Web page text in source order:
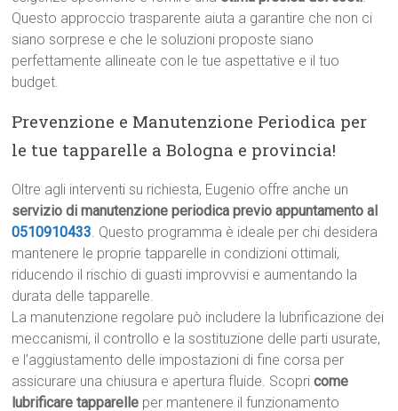
Questo approccio trasparente aiuta a garantire che non ci
siano sorprese e che le soluzioni proposte siano
perfettamente allineate con le tue aspettative e il tuo
budget.
Prevenzione e Manutenzione Periodica per
le tue tapparelle a Bologna e provincia!
Oltre agli interventi su richiesta, Eugenio offre anche un
servizio di manutenzione periodica previo appuntamento al
0510910433. Questo programma è ideale per chi desidera
mantenere le proprie tapparelle in condizioni ottimali,
riducendo il rischio di guasti improvvisi e aumentando la
durata delle tapparelle.
La manutenzione regolare può includere la lubrificazione dei
meccanismi, il controllo e la sostituzione delle parti usurate,
e l’aggiustamento delle impostazioni di fine corsa per
assicurare una chiusura e apertura fluide. Scopricome
lubrificare tapparelle per mantenere il funzionamento